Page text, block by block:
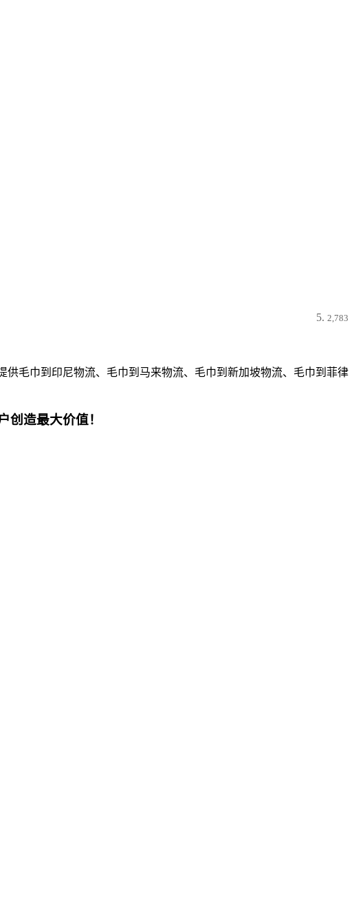
2,783
毛巾到印尼物流、毛巾到马来物流、毛巾到新加坡物流、毛巾到菲律
造最大价值！